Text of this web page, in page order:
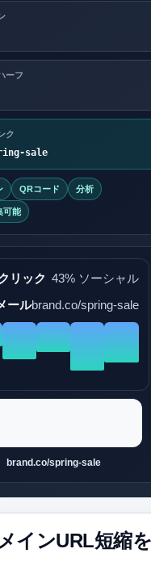
ーフ
ク
sale
QRコード 分析
可能
リック 43% ソーシャル
ールbrand.co/spring-sale
brand.co/spring-sale
インURL短縮